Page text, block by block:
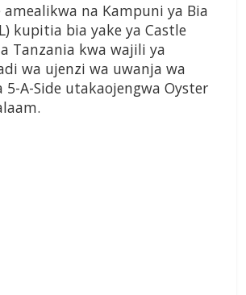
amealikwa na Kampuni ya Bia
kupitia bia yake ya Castle
Tanzania kwa wajili ya
wa ujenzi wa uwanja wa
A-Side utakaojengwa Oyster